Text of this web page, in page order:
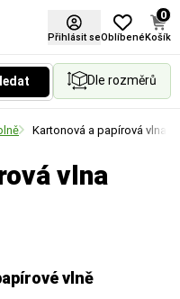
Přihlásit seOblíbené
0
Košík
Dle rozměrů
Kartonová a papírová vlna
vlna
vlně
pevnosti,
obalů a balicích